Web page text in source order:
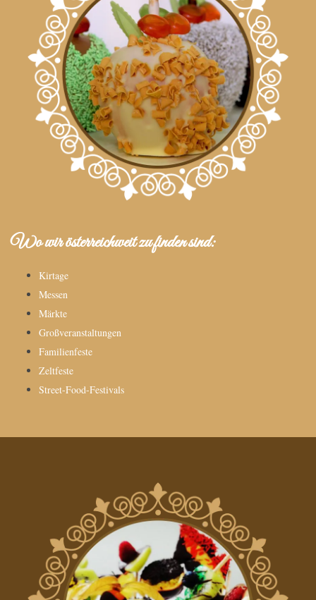
Wo wir österreichweit zu finden sind:
Kirtage
Messen
Märkte
Großveranstaltungen
Familienfeste
Zeltfeste
Street-Food-Festivals